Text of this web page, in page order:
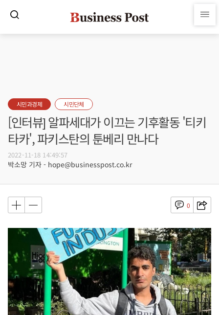
시민과경제 시민단체
[인터뷰] 알파세대가 이끄는 기후활동 '티키
타카', 파키스탄의 툰베리 만나다
2022-11-18 14:49:57
박소망 기자 - hope@businesspost.co.kr
0